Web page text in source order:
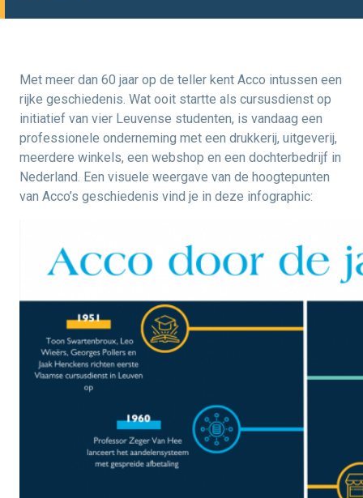
Met meer dan 60 jaar op de teller kent Acco intussen een
rijke geschiedenis. Wat ooit startte als cursusdienst op
initiatief van vier Leuvense studenten, is vandaag een
professionele onderneming met een drukkerij, uitgeverij,
meerdere winkels, een webshop en een dochterbedrijf in
Nederland. Een visuele weergave van de hoogtepunten
van Acco’s geschiedenis vind je in deze infographic: